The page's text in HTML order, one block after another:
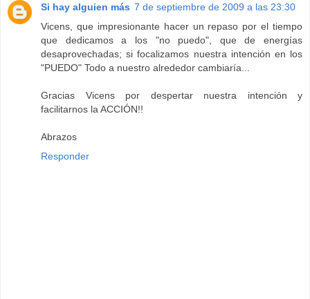
Si hay alguien más 7 de septiembre de 2009 a las 23:30
Vicens, que impresionante hacer un repaso por el tiempo
que dedicamos a los "no puedo", que de energías
desaprovechadas; si focalizamos nuestra intención en los
"PUEDO" Todo a nuestro alrededor cambiaría...
Gracias Vicens por despertar nuestra intención y
facilitarnos la ACCIÓN!!
Abrazos
Responder